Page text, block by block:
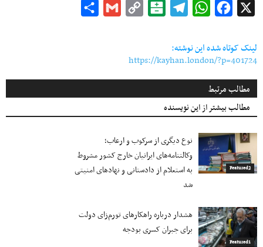
Facebook
WhatsApp
Telegram
Balatarin
Copy
Gmail
لینک کوتاه شده این نوشته:
https://kayhan.london/?p=401724
مطالب مرتبط
مطالب بیشتر از این نویسنده
Featured2
نوع دیگری از سرکوب و ارعاب؛
وکالتنامه‌های ایرانیان خارج کشور مشروط
به استعلام از دادستانی و نهادهای امنیتی
شد
Featured1
هشدار درباره راهکارهای تورم‌زای دولت
برای جبران کسری بودجه